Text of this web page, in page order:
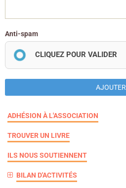
Anti-spam
CLIQUEZ POUR VALIDER
AJOUTER
ADHÉSION À L'ASSOCIATION
TROUVER UN LIVRE
ILS NOUS SOUTIENNENT
BILAN D'ACTIVITÉS